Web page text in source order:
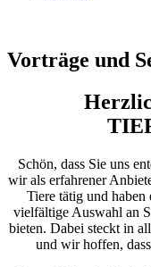
Vorträge und
Schön, dass Sie uns
wir als erfahrener
Tiere tätig und haben
vielfältige Auswahl an
bieten. Dabei steckt in
und wir hoffen,